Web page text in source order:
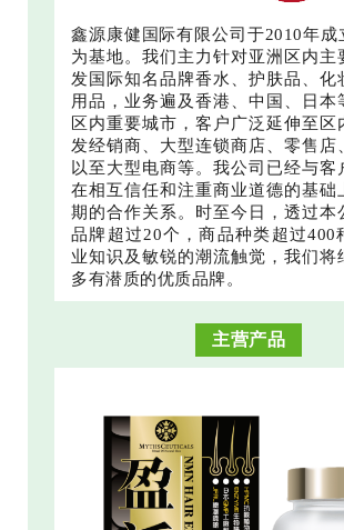
鑫源康健国际有限公司于2010年成
为基地。我们主力针对亚洲区内主
发国际知名品牌香水、护肤品、化
用品，业务遍及香港、中国、日本
区内重要城市，客户广泛延伸至区
发经销商、大型连锁商店、零售店
以至大型电商等。我公司已经与客
在相互信任和注重商业道德的基础
期的合作关系。时至今日，透过本
品牌超过20个，商品种类超过400
业知识及敏锐的潮流触觉，我们将
多有潜质的优质品牌。
主营产品